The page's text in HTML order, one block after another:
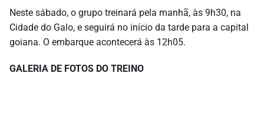
Neste sábado, o grupo treinará pela manhã, às 9h30, na
Cidade do Galo, e seguirá no início da tarde para a capital
goiana. O embarque acontecerá às 12h05.
GALERIA DE FOTOS DO TREINO